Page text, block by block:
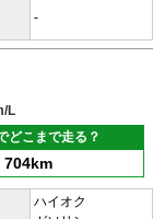
-
L
どこまで走る？
704km
ハイオク